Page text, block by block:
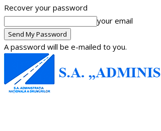
Recover your password
your email
A password will be e-mailed to you.